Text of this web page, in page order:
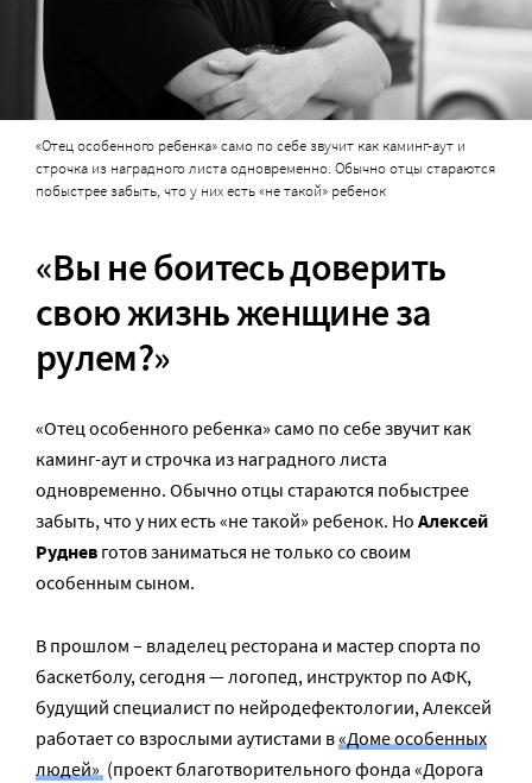
«Отец особенного ребенка» само по себе звучит как каминг-аут и
строчка из наградного листа одновременно. Обычно отцы стараются
побыстрее забыть, что у них есть «не такой» ребенок
«Вы не боитесь доверить
свою жизнь женщине за
рулем?»
«Отец особенного ребенка» само по себе звучит как
каминг-аут и строчка из наградного листа
одновременно. Обычно отцы стараются побыстрее
забыть, что у них есть «не такой» ребенок. Но Алексей
Руднев готов заниматься не только со своим
особенным сыном.
В прошлом – владелец ресторана и мастер спорта по
баскетболу, сегодня — логопед, инструктор по АФК,
будущий специалист по нейродефектологии, Алексей
работает со взрослыми аутистами в«Доме особенных
людей» (проект благотворительного фонда «Дорога